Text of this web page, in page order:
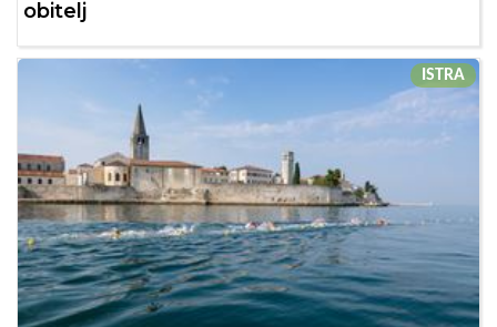
obitelj
ISTRA